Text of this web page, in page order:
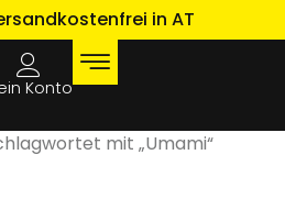
in AT
Konto
mit „Umami“